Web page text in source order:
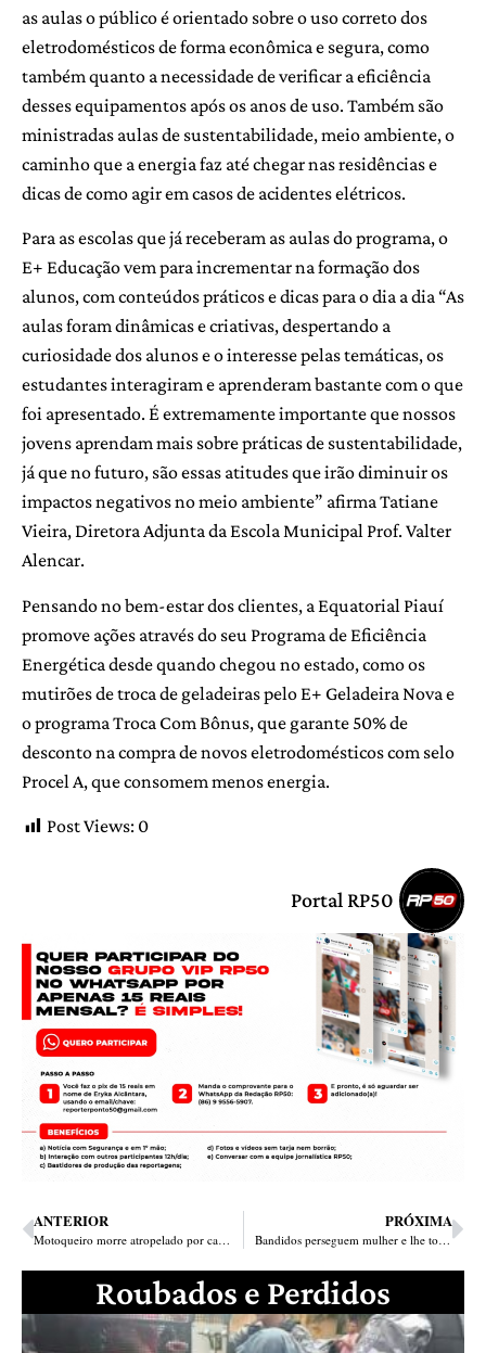
as aulas o público é orientado sobre o uso correto dos
eletrodomésticos de forma econômica e segura, como
também quanto a necessidade de verificar a eficiência
desses equipamentos após os anos de uso. Também são
ministradas aulas de sustentabilidade, meio ambiente, o
caminho que a energia faz até chegar nas residências e
dicas de como agir em casos de acidentes elétricos.
Para as escolas que já receberam as aulas do programa, o
E+ Educação vem para incrementar na formação dos
alunos, com conteúdos práticos e dicas para o dia a dia “As
aulas foram dinâmicas e criativas, despertando a
curiosidade dos alunos e o interesse pelas temáticas, os
estudantes interagiram e aprenderam bastante com o que
foi apresentado. É extremamente importante que nossos
jovens aprendam mais sobre práticas de sustentabilidade,
já que no futuro, são essas atitudes que irão diminuir os
impactos negativos no meio ambiente” afirma Tatiane
Vieira, Diretora Adjunta da Escola Municipal Prof. Valter
Alencar.
Pensando no bem-estar dos clientes, a Equatorial Piauí
promove ações através do seu Programa de Eficiência
Energética desde quando chegou no estado, como os
mutirões de troca de geladeiras pelo E+ Geladeira Nova e
o programa Troca Com Bônus, que garante 50% de
desconto na compra de novos eletrodomésticos com selo
Procel A, que consomem menos energia.
Post Views: 0
Portal RP50
ANTERIOR
Motoqueiro morre atropelado por carro na Ponte Nova em Timon
PRÓXIMA
Bandidos perseguem mulher e lhe tomam carro de assalto na zona Sul de Teresina
Roubados e Perdidos